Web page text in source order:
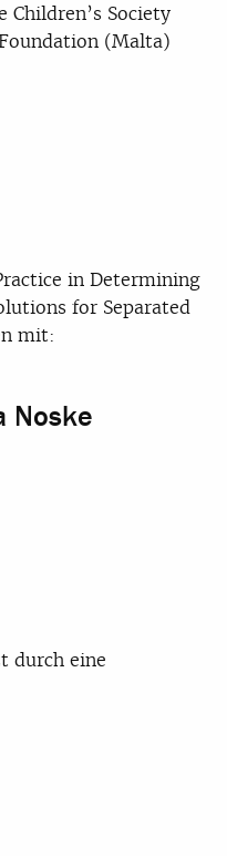
Children’s Society
(Malta)
in Determining
for Separated
mit:
Noske
durch eine